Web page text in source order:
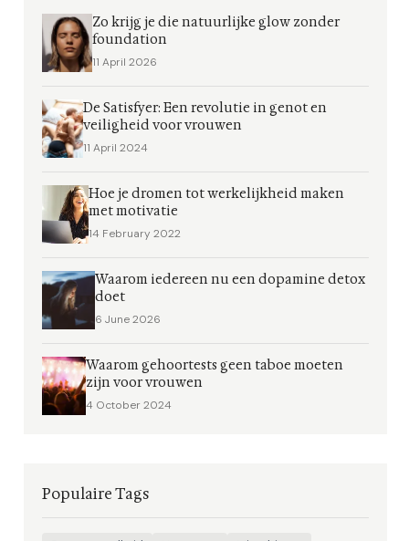
Zo krijg je die natuurlijke glow zonder
foundation
11 April 2026
De Satisfyer: Een revolutie in genot en
veiligheid voor vrouwen
11 April 2024
Hoe je dromen tot werkelijkheid maken
met motivatie
14 February 2022
Waarom iedereen nu een dopamine detox
doet
6 June 2026
Waarom gehoortests geen taboe moeten
zijn voor vrouwen
4 October 2024
Populaire Tags